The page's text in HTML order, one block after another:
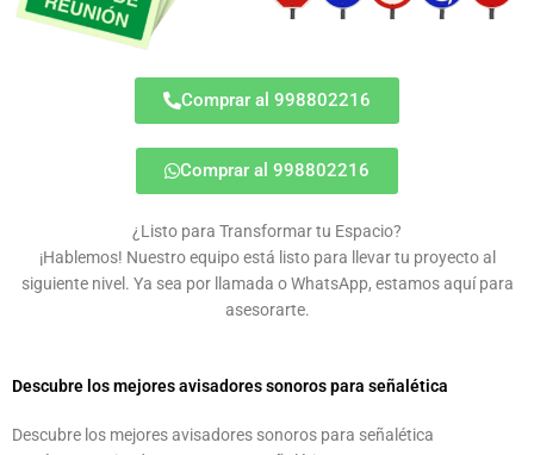
Comprar al 998802216
Comprar al 998802216
¿Listo para Transformar tu Espacio?
¡Hablemos! Nuestro equipo está listo para llevar tu proyecto al
siguiente nivel. Ya sea por llamada o WhatsApp, estamos aquí para
asesorarte.
Descubre los mejores avisadores sonoros para señalética
Descubre los mejores avisadores sonoros para señalética